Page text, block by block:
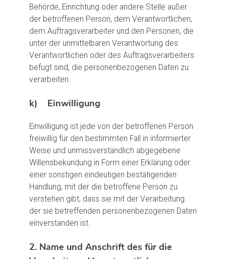
Behörde, Einrichtung oder andere Stelle außer
der betroffenen Person, dem Verantwortlichen,
dem Auftragsverarbeiter und den Personen, die
unter der unmittelbaren Verantwortung des
Verantwortlichen oder des Auftragsverarbeiters
befugt sind, die personenbezogenen Daten zu
verarbeiten.
k) Einwilligung
Einwilligung ist jede von der betroffenen Person
freiwillig für den bestimmten Fall in informierter
Weise und unmissverständlich abgegebene
Willensbekundung in Form einer Erklärung oder
einer sonstigen eindeutigen bestätigenden
Handlung, mit der die betroffene Person zu
verstehen gibt, dass sie mit der Verarbeitung
der sie betreffenden personenbezogenen Daten
einverstanden ist.
2. Name und Anschrift des für die